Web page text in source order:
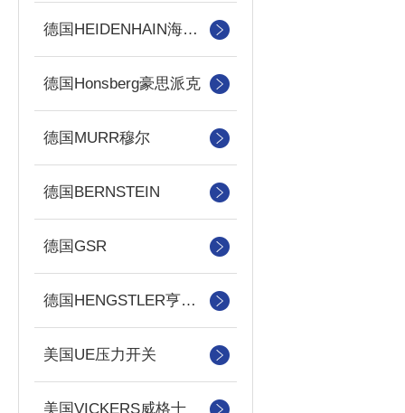
德国HEIDENHAIN海德汉
德国Honsberg豪思派克
德国MURR穆尔
德国BERNSTEIN
德国GSR
德国HENGSTLER亨士乐
美国UE压力开关
美国VICKERS威格士